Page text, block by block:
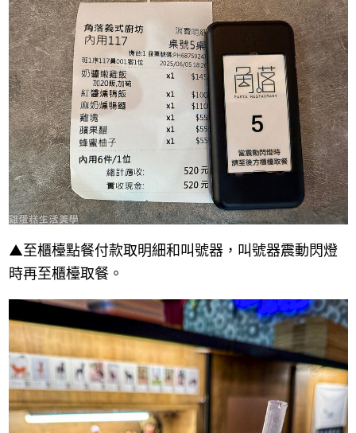
▲至櫃檯點餐付款取明細和叫號器，叫號器震動閃燈
時再至櫃檯取餐。